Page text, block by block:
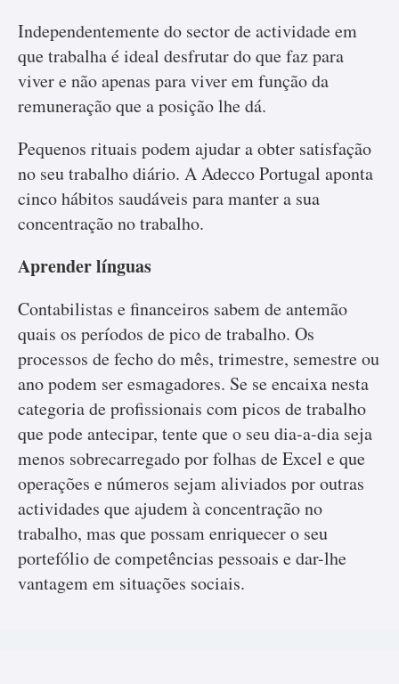
Independentemente do sector de actividade em
que trabalha é ideal desfrutar do que faz para
viver e não apenas para viver em função da
remuneração que a posição lhe dá.
Pequenos rituais podem ajudar a obter satisfação
no seu trabalho diário. A Adecco Portugal aponta
cinco hábitos saudáveis para manter a sua
concentração no trabalho.
Aprender línguas
Contabilistas e financeiros sabem de antemão
quais os períodos de pico de trabalho. Os
processos de fecho do mês, trimestre, semestre ou
ano podem ser esmagadores. Se se encaixa nesta
categoria de profissionais com picos de trabalho
que pode antecipar, tente que o seu dia-a-dia seja
menos sobrecarregado por folhas de Excel e que
operações e números sejam aliviados por outras
actividades que ajudem à concentração no
trabalho, mas que possam enriquecer o seu
portefólio de competências pessoais e dar-lhe
vantagem em situações sociais.